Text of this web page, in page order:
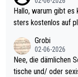
ziert. Somit ändert
sters erstmal nichts. Ich denke sie wollen damit für nächstes J
ohl wenig WDF
es Jahr der Fall. Er
den Qualifier und ich
Hallo, warum gibt es keinen Hinweis, dass die Nordic Darts Ma
sters kostenlos auf
Grobi
02-06-2026
Nee, die dämlichen
tische und/ oder